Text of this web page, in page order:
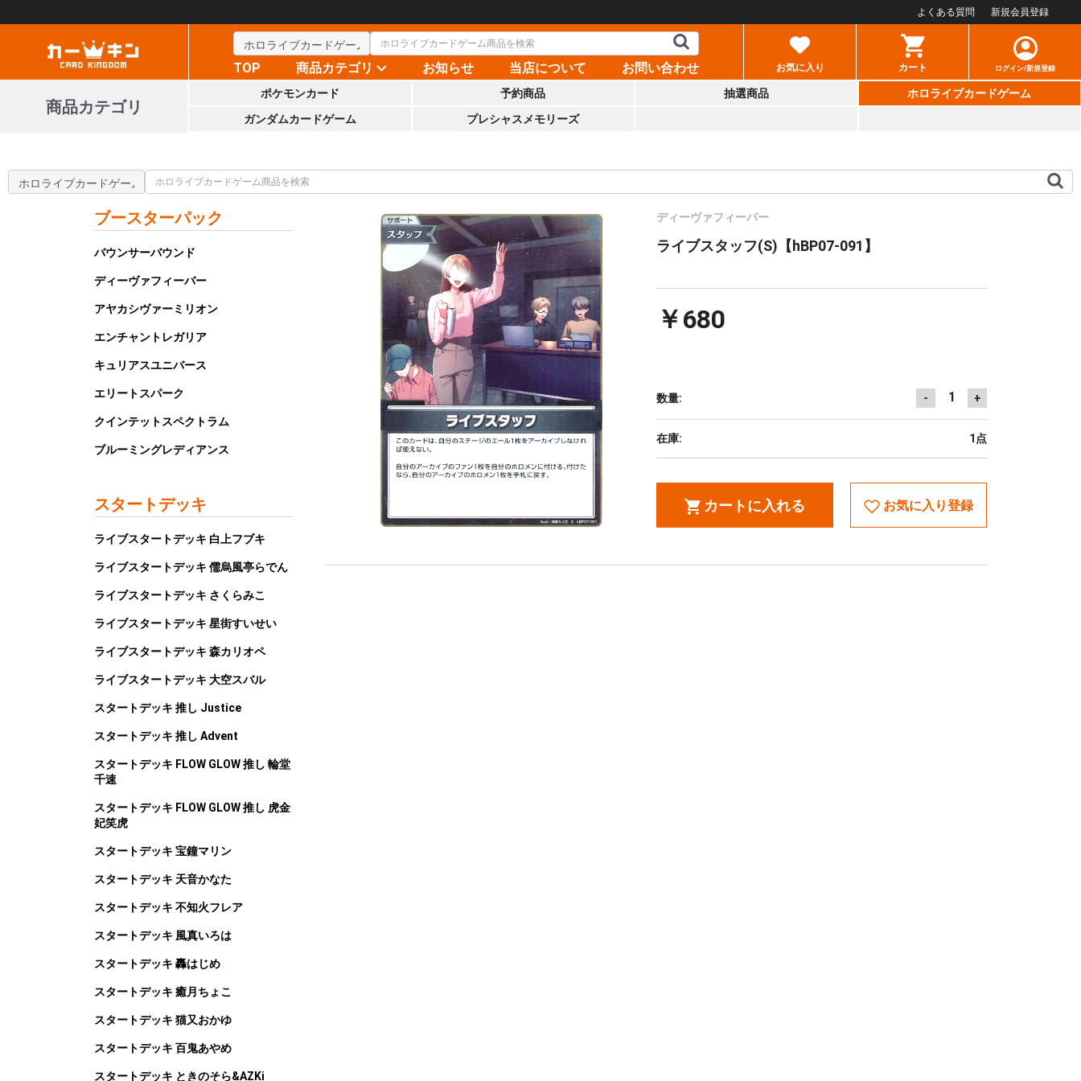
よくある質問 新規会員登録
TOP 商品カテゴリ お知らせ 当店について お問い合わせ お気に入り カート ログイン/新規登録
商品カテゴリ
ポケモンカード 予約商品 抽選商品
ホロライブカードゲーム
ガンダムカードゲーム
プレシャスメモリーズ
ブースターパック
バウンサーバウンド
ディーヴァフィーバー
アヤカシヴァーミリオン
エンチャントレガリア
キュリアスユニバース
エリートスパーク
クインテットスペクトラム
ブルーミングレディアンス
スタートデッキ
ライブスタートデッキ 白上フブキ
ライブスタートデッキ 儒烏風亭らでん
ライブスタートデッキ さくらみこ
ライブスタートデッキ 星街すいせい
ライブスタートデッキ 森カリオペ
ライブスタートデッキ 大空スバル
スタートデッキ 推し Justice
スタートデッキ 推し Advent
スタートデッキ FLOW GLOW 推し 輪堂
千速
スタートデッキ FLOW GLOW 推し 虎金
妃笑虎
スタートデッキ 宝鐘マリン
スタートデッキ 天音かなた
スタートデッキ 不知火フレア
スタートデッキ 風真いろは
スタートデッキ 轟はじめ
スタートデッキ 癒月ちょこ
スタートデッキ 猫又おかゆ
スタートデッキ 百鬼あやめ
スタートデッキ ときのそら&AZKi
ディーヴァフィーバー
ライブスタッフ(S)【hBP07-091】
￥680
数量: - 1 +
在庫: 1点
カートに入れる お気に入り登録